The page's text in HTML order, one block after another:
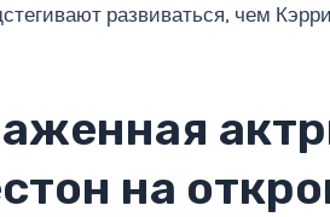
развиваться, чем
на